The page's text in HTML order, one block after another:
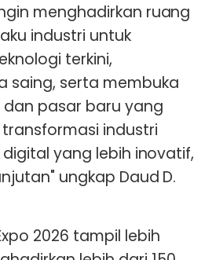
menghadirkan ruang
industri untuk
terkini,
saing, serta membuka
pasar baru yang
industri
yang lebih inovatif,
ungkap Daud D.
2026 tampil lebih